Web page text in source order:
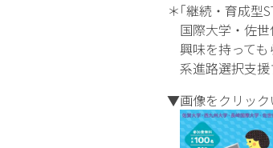
＊｢継続・育成型
国際大学・佐世
興味を持っても
系進路選択支援
▼画像をクリック